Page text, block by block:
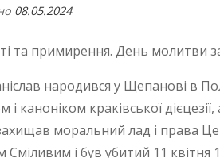
08.05.2024В
д
n
t
o
n
та примирення. День молитви
народився у Щепанові в
і каноніком краківської
моральний лад і права
Сміливим і був убитий 11 квітня